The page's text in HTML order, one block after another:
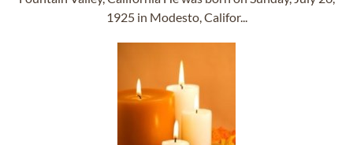
1925 in Modesto, Califor...